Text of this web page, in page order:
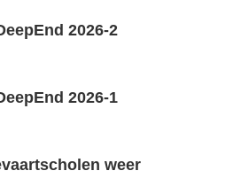
2026-2
2026-1
weer